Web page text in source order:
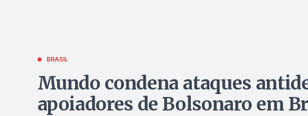
BRASIL
Mundo condena ataques
apoiadores de Bolsonaro em